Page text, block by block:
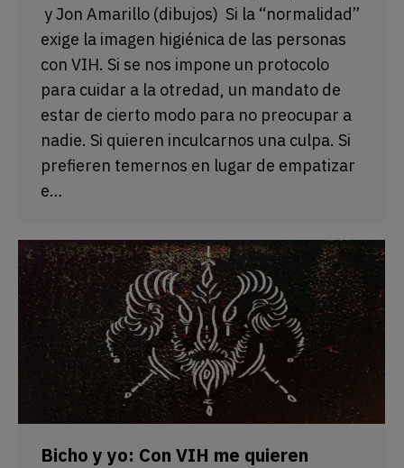
y Jon Amarillo (dibujos) Si la “normalidad”
exige la imagen higiénica de las personas
con VIH. Si se nos impone un protocolo
para cuidar a la otredad, un mandato de
estar de cierto modo para no preocupar a
nadie. Si quieren inculcarnos una culpa. Si
prefieren temernos en lugar de empatizar
e…
Bicho y yo: Con VIH me quieren